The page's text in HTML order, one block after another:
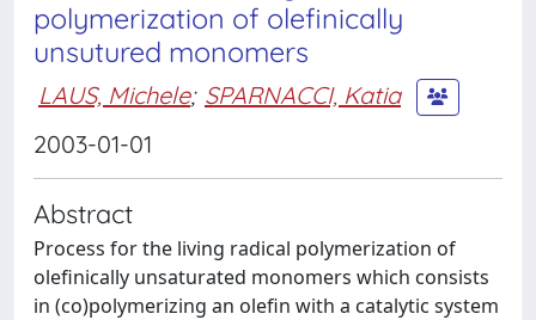
polymerization of olefinically
unsutured monomers
LAUS, Michele; SPARNACCI, Katia
2003-01-01
Abstract
Process for the living radical polymerization of
olefinically unsaturated monomers which consists
in (co)polymerizing an olefin with a catalytic system